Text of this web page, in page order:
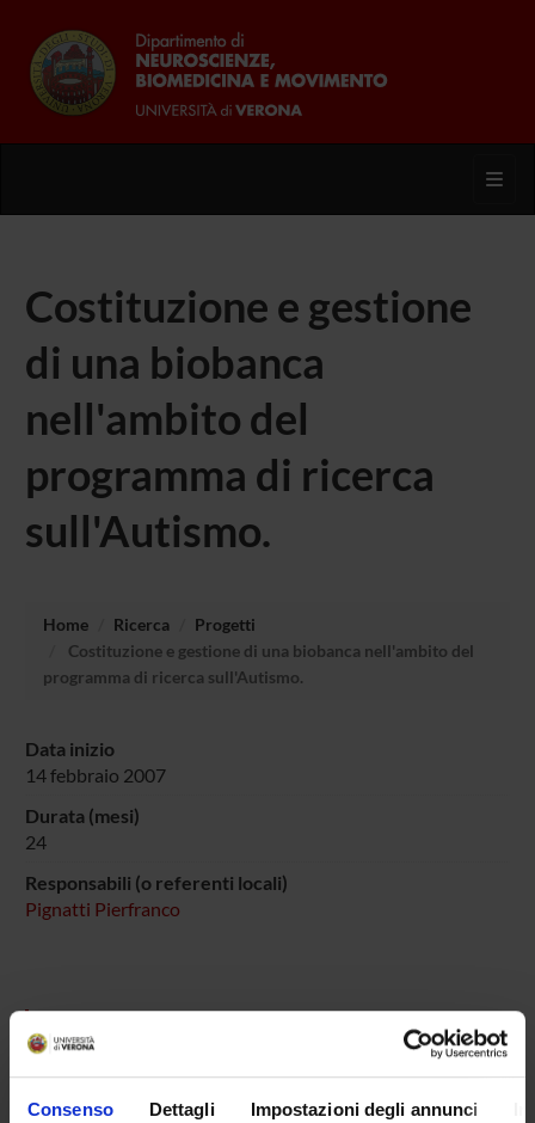
Consenso Dettagli Impostazioni degli annunci
Costituzione e gestione
di una biobanca
nell'ambito del
programma di ricerca
sull'Autismo.
Home Ricerca
Progetti
Costituzione e gestione di una biobanca nell'ambito del
programma di ricerca sull'Autismo.
Data inizio
14 febbraio 2007
Durata (mesi)
24
Responsabili (o referenti locali)
Pignatti Pierfranco
Pierfranco Pignatti